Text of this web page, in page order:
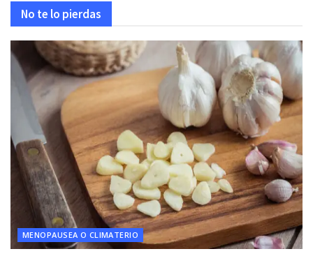
No te lo pierdas
MENOPAUSEA O CLIMATERIO